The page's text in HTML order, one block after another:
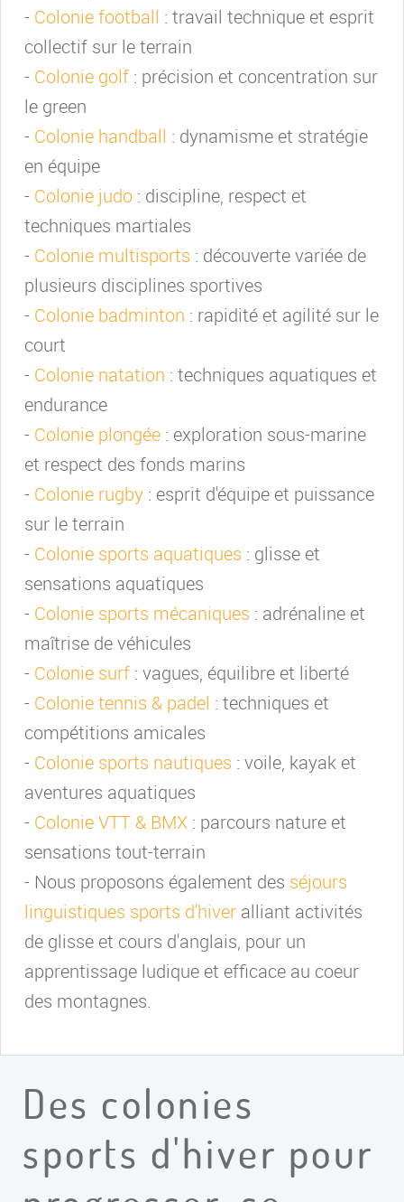
- Colonie football : travail technique et esprit
collectif sur le terrain
- Colonie golf : précision et concentration sur
le green
- Colonie handball : dynamisme et stratégie
en équipe
- Colonie judo : discipline, respect et
techniques martiales
- Colonie multisports : découverte variée de
plusieurs disciplines sportives
- Colonie badminton : rapidité et agilité sur le
court
- Colonie natation : techniques aquatiques et
endurance
- Colonie plongée : exploration sous-marine
et respect des fonds marins
- Colonie rugby : esprit d'équipe et puissance
sur le terrain
- Colonie sports aquatiques : glisse et
sensations aquatiques
- Colonie sports mécaniques : adrénaline et
maîtrise de véhicules
- Colonie surf : vagues, équilibre et liberté
- Colonie tennis & padel : techniques et
compétitions amicales
- Colonie sports nautiques : voile, kayak et
aventures aquatiques
- Colonie VTT & BMX : parcours nature et
sensations tout-terrain
- Nous proposons également des séjours
linguistiques sports d'hiver alliant activités
de glisse et cours d'anglais, pour un
apprentissage ludique et efficace au coeur
des montagnes.
Des colonies
sports d'hiver pour